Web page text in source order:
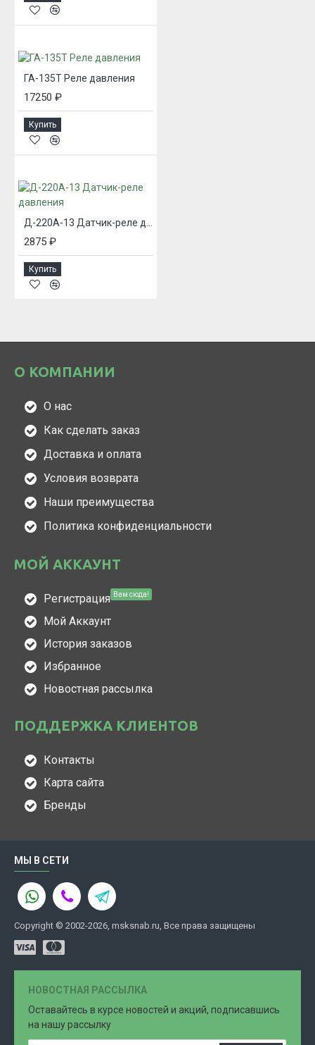
ГА-135Т Реле давления
17250 ₽
Купить
Д-220А-13 Датчик-реле давления
2875 ₽
Купить
О КОМПАНИИ
О нас
Как сделать заказ
Доставка и оплата
Условия возврата
Наши преимущества
Политика конфиденциальности
МОЙ АККАУНТ
Регистрация Вам сюда!
Мой Аккаунт
История заказов
Избранное
Новостная рассылка
ПОДДЕРЖКА КЛИЕНТОВ
Контакты
Карта сайта
Бренды
МЫ В СЕТИ
Copyright © 2002-2026, msksnab.ru, Все права защищены
НОВОСТНАЯ РАССЫЛКА
Оставайтесь в курсе новостей и акций, подписавшись
на нашу рассылку